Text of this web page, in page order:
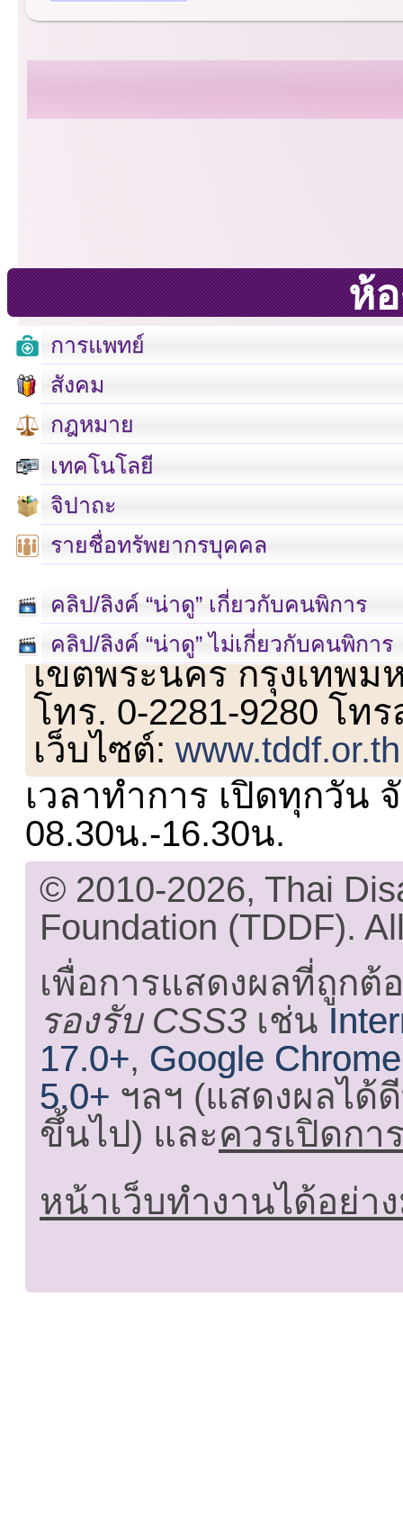
ห้
การแพทย์
สังคม
กฎหมาย
เทคโนโลยี
จิปาถะ
รายชื่อทรัพยากรบุคคล
คลิป/ลิงค์ “น่าดู” เกี่ยวกับคนพิการ
คลิป/ลิงค์ “น่าดู” ไม่เกี่ยวกับคนพิการ
เลขที่ 23 ชั้น 2 ถนนวิ
เขตพระนคร กรุงเทพม
โทร. 0-2281-9280 โท
เว็บไซต์:www.tddf.or.th
เวลาทำการ เปิดทุกวัน
08.30น.-16.30น.
© 2010-2026, Thai
Foundation (TDDF).
เพื่อการแสดงผลที่ถูกต้
รองรับ CSS3 เช่น
17.0+, Google
5.0+ ฯลฯ (แสดงผลได้
ขึ้นไป) และควรเปิดกา
หน้าเว็บทำงานได้อย่า